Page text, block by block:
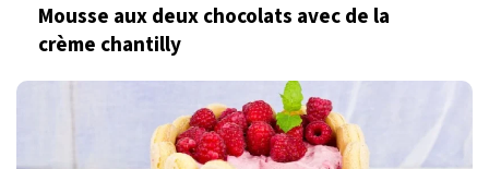
Mousse aux deux chocolats avec de la
crème chantilly